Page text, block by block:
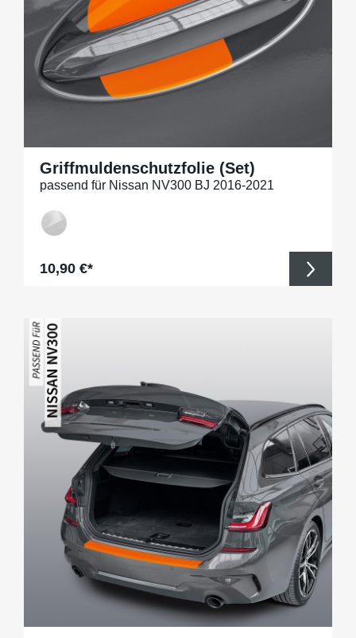
Griffmuldenschutzfolie (Set)
passend für Nissan NV300 BJ 2016-2021
Regulärer Preis:
10,90 €*